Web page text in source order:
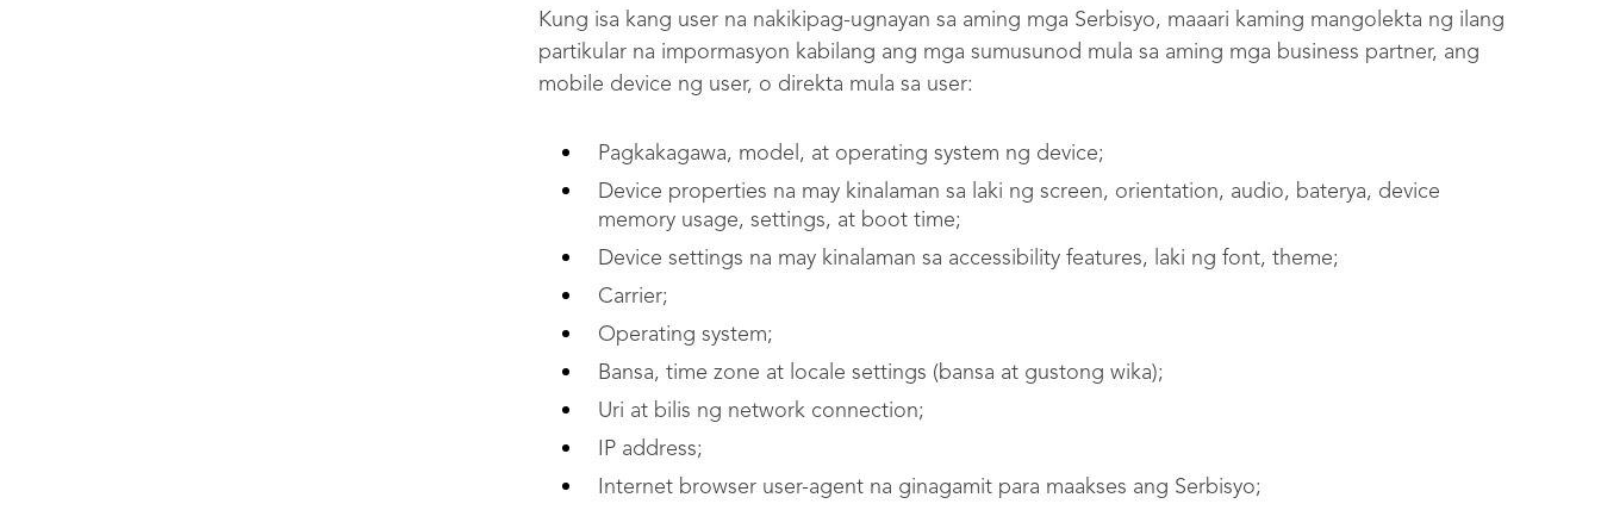
Kung isa kang user na nakikipag-ugnayan sa aming mga Serbisyo, maaari kaming mangolekta ng ilang
partikular na impormasyon kabilang ang mga sumusunod mula sa aming mga business partner, ang
mobile device ng user, o direkta mula sa user:
Pagkakagawa, model, at operating system ng device;
Device properties na may kinalaman sa laki ng screen, orientation, audio, baterya, device
memory usage, settings, at boot time;
Device settings na may kinalaman sa accessibility features, laki ng font, theme;
Carrier;
Operating system;
Bansa, time zone at locale settings (bansa at gustong wika);
Uri at bilis ng network connection;
IP address;
Internet browser user-agent na ginagamit para maakses ang Serbisyo;